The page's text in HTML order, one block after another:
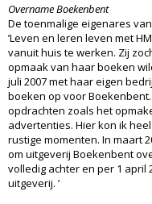
Overname Boekenbent
De toenmalige eigenares
’Leven en leren leven met
vanuit huis te werken. Zij
opmaak van haar boeken
juli 2007 met haar eigen
boeken op voor
opdrachten zoals het
advertenties. Hier kon ik
rustige momenten. In maart
om uitgeverij Boekenbent
volledig achter en per 1 april
uitgeverij. ’